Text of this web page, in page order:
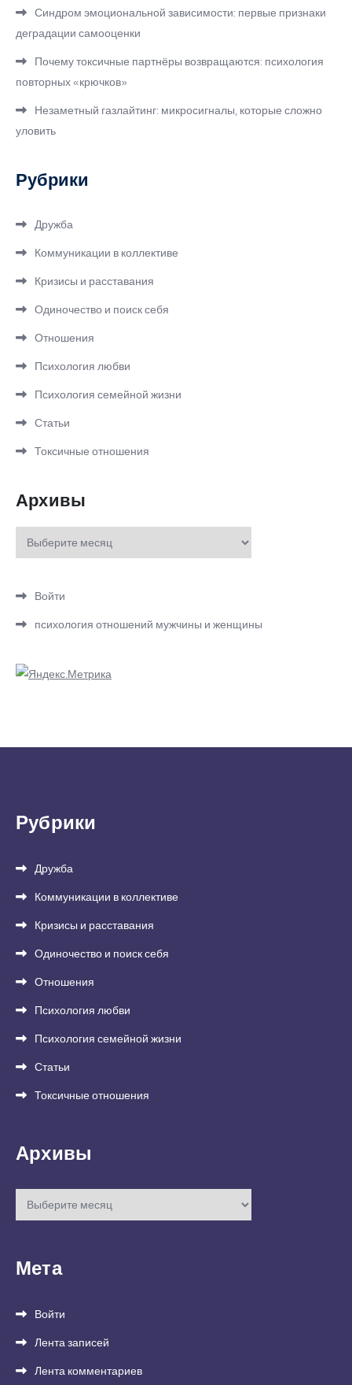
Синдром эмоциональной зависимости: первые признаки
деградации самооценки
Почему токсичные партнёры возвращаются: психология
повторных «крючков»
Незаметный газлайтинг: микросигналы, которые сложно
уловить
Рубрики
Дружба
Коммуникации в коллективе
Кризисы и расставания
Одиночество и поиск себя
Отношения
Психология любви
Психология семейной жизни
Статьи
Токсичные отношения
Архивы
Архивы
Войти
психология отношений мужчины и женщины
Рубрики
Дружба
Коммуникации в коллективе
Кризисы и расставания
Одиночество и поиск себя
Отношения
Психология любви
Психология семейной жизни
Статьи
Токсичные отношения
Архивы
Архивы
Мета
Войти
Лента записей
Лента комментариев